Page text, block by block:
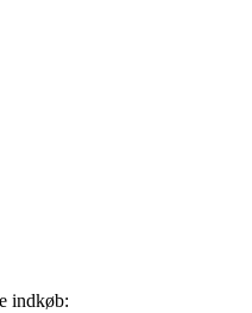
indkøb: